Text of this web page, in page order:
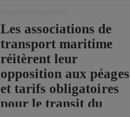
Les associations de
transport maritime
réitèrent leur
opposition aux péages
et tarifs obligatoires
pour le transit du